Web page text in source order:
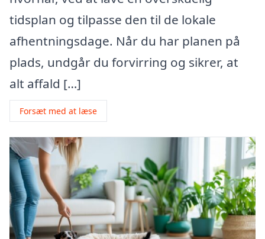
tidsplan og tilpasse den til de lokale
afhentningsdage. Når du har planen på
plads, undgår du forvirring og sikrer, at
alt affald […]
Forsæt med at læse